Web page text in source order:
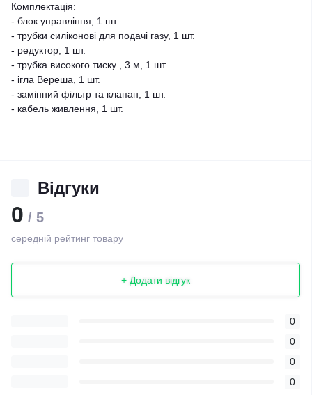
Комплектація:
- блок управління, 1 шт.
- трубки силіконові для подачі газу, 1 шт.
- редуктор, 1 шт.
- трубка високого тиску , 3 м, 1 шт.
- ігла Вереша, 1 шт.
- замінний фільтр та клапан, 1 шт.
- кабель живлення, 1 шт.
Відгуки
0 / 5
середній рейтинг товару
+ Додати відгук
0
0
0
0